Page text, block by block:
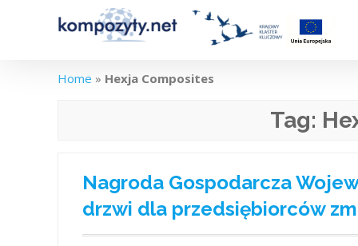
Home » Hexja Composites
Tag:
Nagroda Gospodarcza
drzwi dla przedsiębiorców